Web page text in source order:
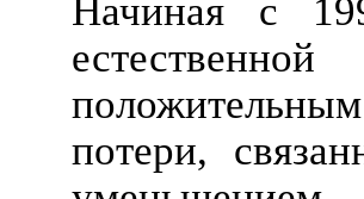
Начиная с
потери,